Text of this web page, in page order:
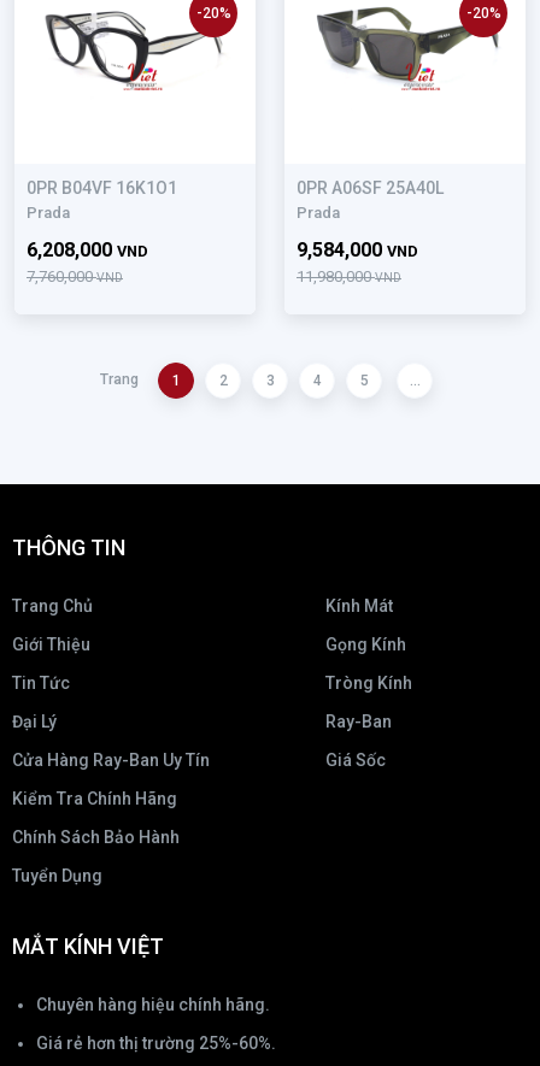
0PR B04VF 16K1O1
Prada
7,760,000VND
6,208,000 VND
-20%
0PR A06SF 25A40L
Prada
11,980,000VND
9,584,000 VND
-20%
Trang 1 2 3 4 5 ...
THÔNG TIN
Trang Chủ
Giới Thiệu
Tin Tức
Đại Lý
Cửa Hàng Ray-Ban Uy Tín
Kiểm Tra Chính Hãng
Chính Sách Bảo Hành
Tuyển Dụng
Kính Mát
Gọng Kính
Tròng Kính
Ray-Ban
Giá Sốc
MẮT KÍNH VIỆT
Chuyên hàng hiệu chính hãng.
Giá rẻ hơn thị trường 25%-60%.